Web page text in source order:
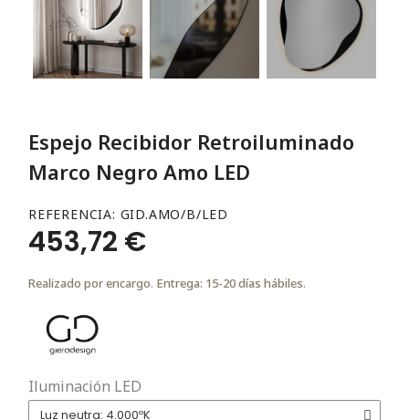
Espejo Recibidor Retroiluminado
Marco Negro Amo LED
REFERENCIA GID.AMO/B/LED
453,72 €
Realizado por encargo. Entrega: 15-20 días hábiles.
Iluminación LED